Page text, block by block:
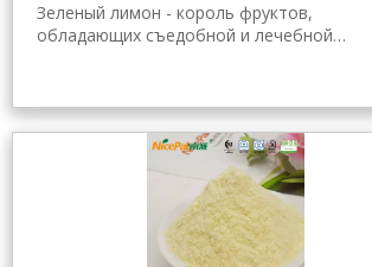
Зеленый лимон - король фруктов,
обладающих съедобной и лечебной
Хайнань, полученного с помощью самой
распылительной сушки и обработки,
которая хорошо сохраняет его
питательные свойства и аромат свежего
лимона. Мгновенно растворяется, удобен